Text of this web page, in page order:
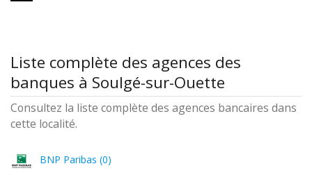
Liste complète des agences des
banques à Soulgé-sur-Ouette
Consultez la liste complète des agences bancaires dans
cette localité.
BNP Paribas (0)